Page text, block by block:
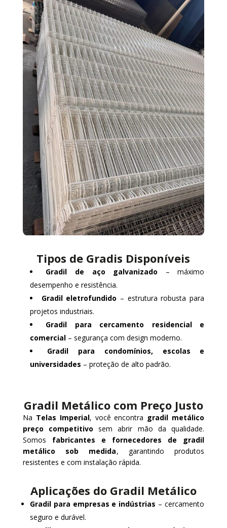
Tipos de Gradis Disponíveis
Gradil de aço galvanizado – máximo
desempenho e resistência.
Gradil eletrofundido – estrutura robusta para
projetos industriais.
Gradil para cercamento residencial e
comercial– segurança com design moderno.
Gradil para condomínios, escolas e
universidades – proteção de alto padrão.
Gradil Metálico com Preço Justo
Na Telas Imperial, você encontra gradil metálico
preço competitivo sem abrir mão da qualidade.
Somos fabricantes e fornecedores de gradil
metálico sob medida, garantindo produtos
resistentes e com instalação rápida.
Aplicações do Gradil Metálico
Gradil para empresas e indústrias – cercamento
seguro e durável.